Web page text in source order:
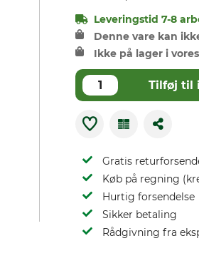
Leveringstid 7-8
Denne vare kan
Ikke på lager i
Tilføj til
Gratis
Køb på regning
Hurtig forsendelse
Sikker betaling
Rådgivning fra